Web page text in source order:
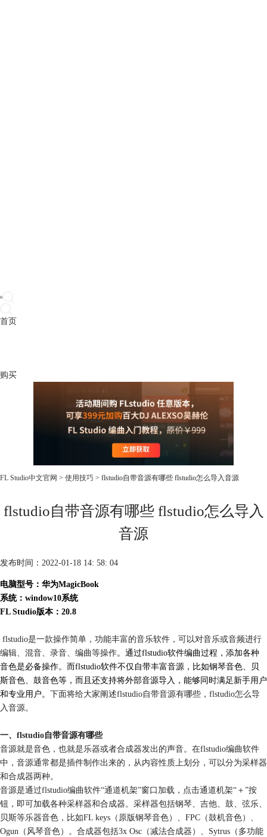
首页
购买
FL Studio中文官网 > 使用技巧 > flstudio自带音源有哪些 flstudio怎么导入音源
flstudio自带音源有哪些 flstudio怎么导入
音源
发布时间：2022-01-18 14: 58: 04
电脑型号：华为MagicBook
系统：window10系统
FL Studio版本：20.8
flstudio是一款操作简单，功能丰富的音乐软件，可以对音乐或音频进行
编辑、混音、录音、编曲等操作。通过flstudio软件编曲过程，添加各种
音色是必备操作。而flstudio软件不仅自带丰富音源，比如钢琴音色、贝
斯音色、鼓音色等，而且还支持将外部音源导入，能够同时满足新手用户
和专业用户。 下面将给大家阐述flstudio自带音源有哪些，flstudio怎么导
入音源。
一、flstudio自带音源有哪些
音源就是音色，也就是乐器或者合成器发出的声音。在flstudio编曲软件
中，音源通常都是插件制作出来的，从内容性质上划分，可以分为采样器
和合成器两种。
音源是通过flstudio编曲软件“通道机架”窗口加载，点击通道机架“＋”按
钮，即可加载各种采样器和合成器。采样器包括钢琴、吉他、鼓、弦乐、
贝斯等乐器音色，比如FL keys（原版钢琴音色）、FPC（鼓机音色）、
Ogun（风琴音色）。合成器包括3x Osc（减法合成器）、Sytrus（多功能